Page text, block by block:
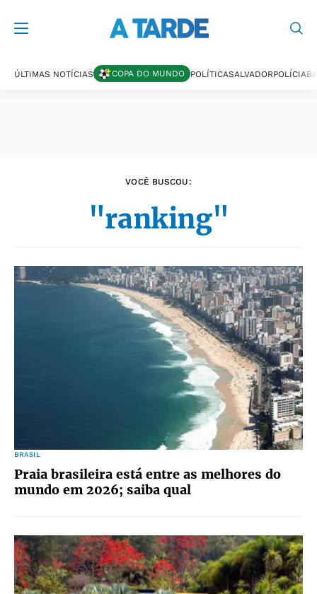
ÚLTIMAS NOTÍCIAS COPA DO MUNDO POLÍTICASALVADORPOLÍCIA
VOCÊ BUSCOU:
"ranking"
BRASIL
Praia brasileira está entre as melhores do
mundo em 2026; saiba qual